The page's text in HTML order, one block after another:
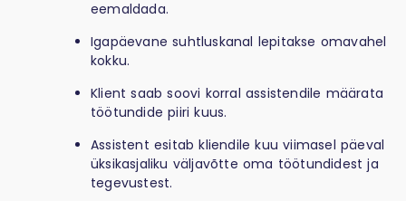
eemaldada.
Igapäevane suhtluskanal lepitakse omavahel
kokku.
Klient saab soovi korral assistendile määrata
töötundide piiri kuus.
Assistent esitab kliendile kuu viimasel päeval
üksikasjaliku väljavõtte oma töötundidest ja
tegevustest.